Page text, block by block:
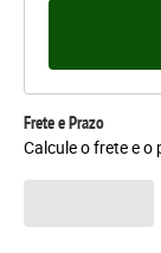
Frete e Prazo
Calcule o frete e